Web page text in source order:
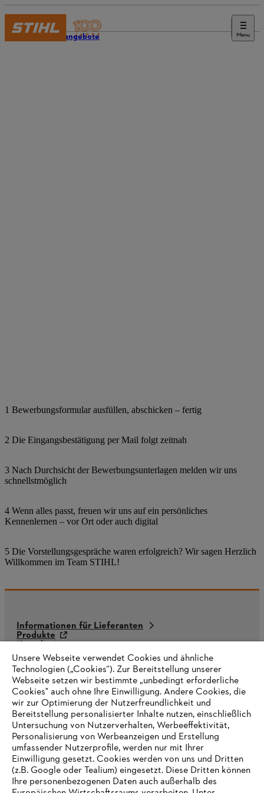
Menu
Stellenangebote
1 Bewerbungsformular ausfüllen, abschicken – fertig
2 Die Eingangsbestätigung per Mail folgt zeitnah
3 Nach Durchsicht der Bewerbungsunterlagen melden wir uns
schnellstmöglich
4 Wenn alles passt, freuen wir uns auf ein persönliches
Kennenlernen – vor Ort oder auch digital
5 Die Vorstellungsgespräche waren erfolgreich? Wir sagen Herzlich
Willkommen im Team STIHL!
Informationen für Lieferanten
Produkte
Kontakt
Karriere
Hinweisgebersystem
Unsere Webseite verwendet Cookies und ähnliche
Technologien („Cookies“). Zur Bereitstellung unserer
Webseite setzen wir bestimmte „unbedingt erforderliche
Cookies" auch ohne Ihre Einwilligung. Andere Cookies, die
wir zur Optimierung der Nutzerfreundlichkeit und
Bereitstellung personalisierter Inhalte nutzen, einschließlich
Untersuchung von Nutzerverhalten, Werbeeffektivität,
Personalisierung von Werbeanzeigen und Erstellung
umfassender Nutzerprofile, werden nur mit Ihrer
Einwilligung gesetzt. Cookies werden von uns und Dritten
(z.B. Google oder Tealium) eingesetzt. Diese Dritten können
Ihre personenbezogenen Daten auch außerhalb des